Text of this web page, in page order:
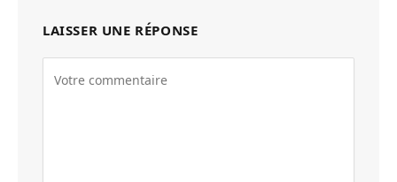
LAISSER UNE RÉPONSE